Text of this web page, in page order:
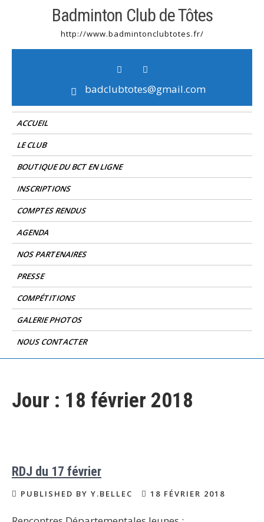
Badminton Club de Tôtes
http://www.badmintonclubtotes.fr/
badclubtotes@gmail.com
ACCUEIL
LE CLUB
BOUTIQUE DU BCT EN LIGNE
INSCRIPTIONS
COMPTES RENDUS
AGENDA
NOS PARTENAIRES
PRESSE
COMPÉTITIONS
GALERIE PHOTOS
NOUS CONTACTER
Jour : 18 février 2018
RDJ du 17 février
PUBLISHED BY Y.BELLEC 18 FÉVRIER 2018